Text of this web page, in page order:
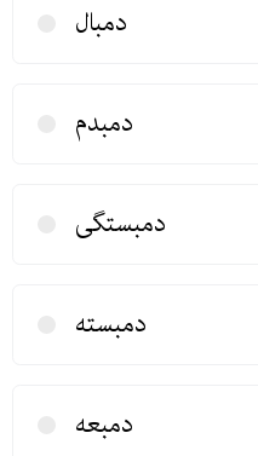
دمبال
دمبدم
دمبستگی
دمبسته
دمبعه